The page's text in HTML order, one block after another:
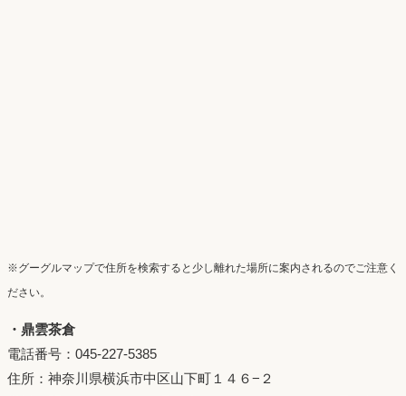
※グーグルマップで住所を検索すると少し離れた場所に案内されるのでご注意く
ださい。
・鼎雲茶倉
電話番号：045-227-5385
住所：神奈川県横浜市中区山下町１４６−２